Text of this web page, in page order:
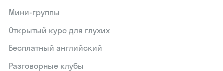
Мини-группы
Открытый курс для глухих
Бесплатный английский
Разговорные клубы